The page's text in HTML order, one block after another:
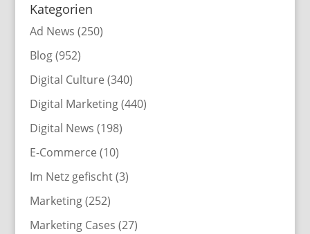
Kategorien
Ad News (250)
Blog(952)
Digital Culture (340)
Digital Marketing(440)
Digital News (198)
E-Commerce (10)
Im Netz gefischt(3)
Marketing(252)
Marketing Cases (27)